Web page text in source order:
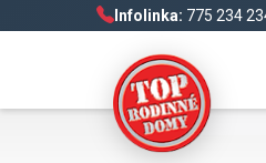
Infolinka: 775 234